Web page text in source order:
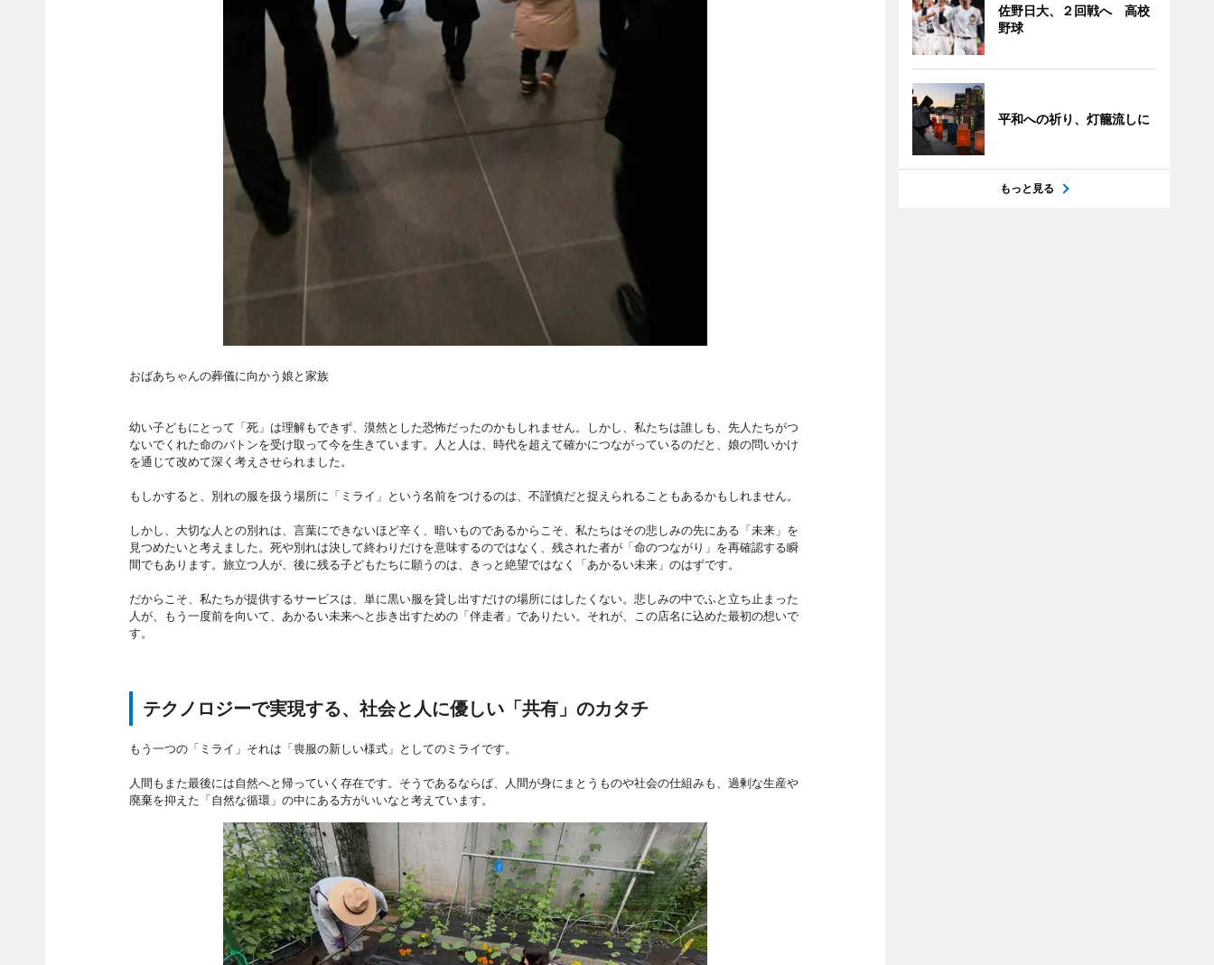
おばあちゃんの葬儀に向かう娘と家族
幼い子どもにとって「死」は理解もできず、漠然とした恐怖だったのかもしれません。しかし、私たちは誰しも、先人たちがつ
ないでくれた命のバトンを受け取って今を生きています。人と人は、時代を超えて確かにつながっているのだと、娘の問いかけ
を通じて改めて深く考えさせられました。
もしかすると、別れの服を扱う場所に「ミライ」という名前をつけるのは、不謹慎だと捉えられることもあるかもしれません。
しかし、大切な人との別れは、言葉にできないほど辛く、暗いものであるからこそ、私たちはその悲しみの先にある「未来」を
見つめたいと考えました。死や別れは決して終わりだけを意味するのではなく、残された者が「命のつながり」を再確認する瞬
間でもあります。旅立つ人が、後に残る子どもたちに願うのは、きっと絶望ではなく「あかるい未来」のはずです。
だからこそ、私たちが提供するサービスは、単に黒い服を貸し出すだけの場所にはしたくない。悲しみの中でふと立ち止まった
人が、もう一度前を向いて、あかるい未来へと歩き出すための「伴走者」でありたい。それが、この店名に込めた最初の想いで
す。
テクノロジーで実現する、社会と人に優しい「共有」のカタチ
もう一つの「ミライ」それは「喪服の新しい様式」としてのミライです。
人間もまた最後には自然へと帰っていく存在です。そうであるならば、人間が身にまとうものや社会の仕組みも、過剰な生産や
廃棄を抑えた「自然な循環」の中にある方がいいなと考えています。
佐野日大、２回戦へ 高校
野球
平和への祈り、灯籠流しに
もっと見る